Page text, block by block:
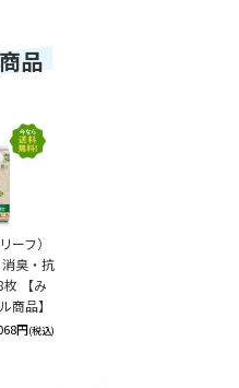
品
ーフ）
臭・抗
【み
商品】
円(税込)